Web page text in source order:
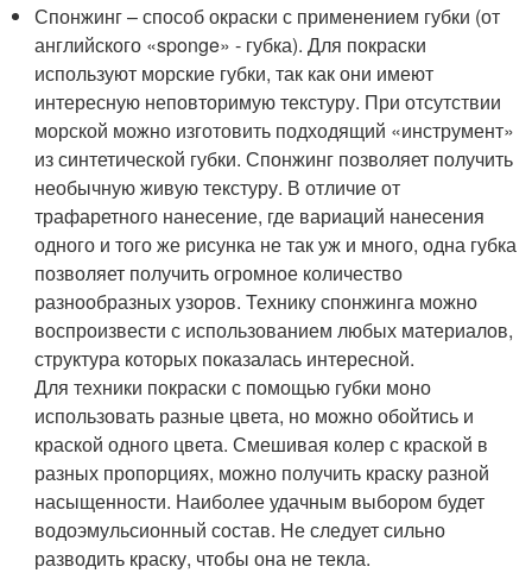
Спонжинг – способ окраски с применением губки (от
английского «sponge» - губка). Для покраски
используют морские губки, так как они имеют
интересную неповторимую текстуру. При отсутствии
морской можно изготовить подходящий «инструмент»
из синтетической губки. Спонжинг позволяет получить
необычную живую текстуру. В отличие от
трафаретного нанесение, где вариаций нанесения
одного и того же рисунка не так уж и много, одна губка
позволяет получить огромное количество
разнообразных узоров. Технику спонжинга можно
воспроизвести с использованием любых материалов,
структура которых показалась интересной.
Для техники покраски с помощью губки моно
использовать разные цвета, но можно обойтись и
краской одного цвета. Смешивая колер с краской в
разных пропорциях, можно получить краску разной
насыщенности. Наиболее удачным выбором будет
водоэмульсионный состав. Не следует сильно
разводить краску, чтобы она не текла.